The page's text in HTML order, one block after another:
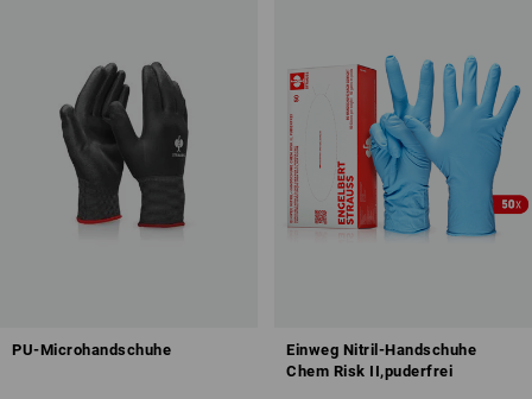
PU-Microhandschuhe
Einweg Nitril-Handschuhe
Chem Risk II,puderfrei